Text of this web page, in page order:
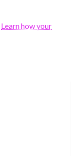
Learn how your